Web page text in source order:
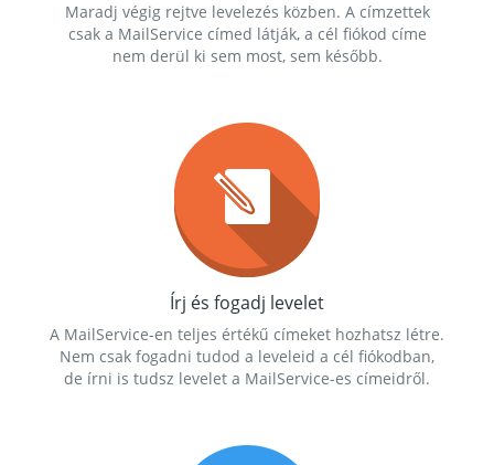
Maradj végig rejtve levelezés közben. A címzettek
csak a MailService címed látják, a cél fiókod címe
nem derül ki sem most, sem később.
Írj és fogadj levelet
A MailService-en teljes értékű címeket hozhatsz létre.
Nem csak fogadni tudod a leveleid a cél fiókodban,
de írni is tudsz levelet a MailService-es címeidről.